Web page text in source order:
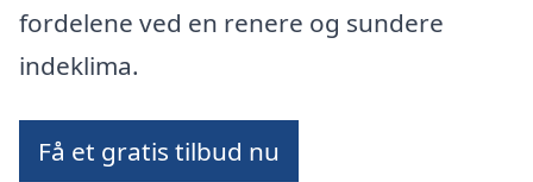
fordelene ved en renere og sundere
indeklima.
Få et gratis tilbud nu